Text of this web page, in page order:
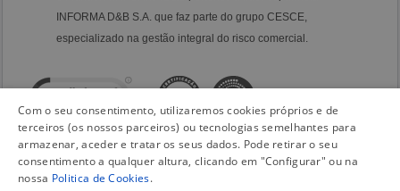
INFORMA D&B S.A. que faz parte do grupo CESCE,
especializado na gestão integral do risco comercial.
Com o seu consentimento, utilizaremos cookies próprios e de
terceiros (os nossos parceiros) ou tecnologias semelhantes para
armazenar, aceder e tratar os seus dados. Pode retirar o seu
consentimento a qualquer altura, clicando em "Configurar" ou na
nossa Politica de Cookies.